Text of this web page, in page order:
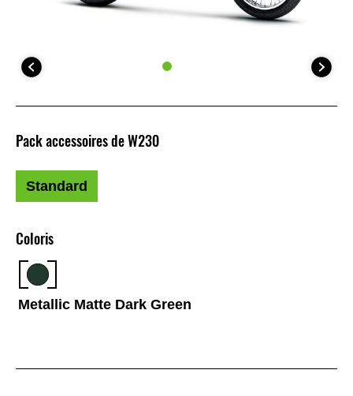
Coloris
Metallic Matte Dark Green
Pack accessoires de W230
Standard